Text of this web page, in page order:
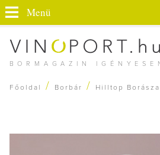
BORMAGAZIN
Menü
Főoldal / Borbár / Hilltop